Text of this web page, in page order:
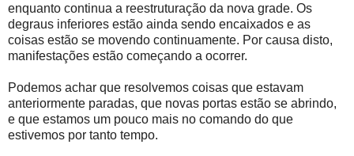
enquanto continua a reestruturação da nova grade. Os
degraus inferiores estão ainda sendo encaixados e as
coisas estão se movendo continuamente. Por causa disto,
manifestações estão começando a ocorrer.
Podemos achar que resolvemos coisas que estavam
anteriormente paradas, que novas portas estão se abrindo,
e que estamos um pouco mais no comando do que
estivemos por tanto tempo.